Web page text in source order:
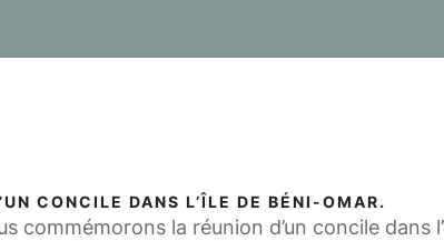
CONCILE DANS L’ÎLE DE BÉNI-OMAR.
commémorons la réunion d’un concile dans